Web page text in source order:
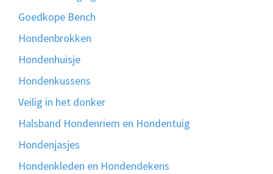
Goedkope Bench
Hondenbrokken
Hondenhuisje
Hondenkussens
Veilig in het donker
Halsband Hondenriem en Hondentuig
Hondenjasjes
Hondenkleden en Hondendekens